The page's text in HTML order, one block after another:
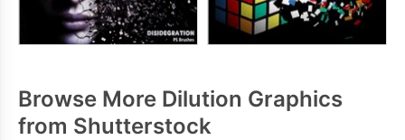
Browse More Dilution Graphics
from Shutterstock